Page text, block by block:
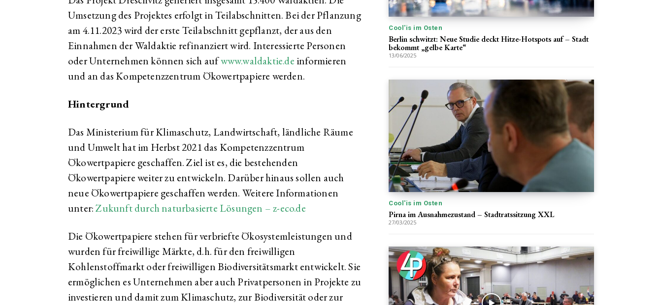
Umsetzung des Projektes erfolgt in Teilabschnitten. Bei der Pflanzung
am 4.11.2023 wird der erste Teilabschnitt gepflanzt, der aus den
Einnahmen der Waldaktie refinanziert wird. Interessierte Personen
oder Unternehmen können sich aufwww.waldaktie.de informieren
und an das Kompetenzzentrum Ökowertpapiere werden.
Hintergrund
Das Ministerium für Klimaschutz, Landwirtschaft, ländliche Räume
und Umwelt hat im Herbst 2021 das Kompetenzzentrum
Ökowertpapiere geschaffen. Ziel ist es, die bestehenden
Ökowertpapiere weiter zu entwickeln. Darüber hinaus sollen auch
neue Ökowertpapiere geschaffen werden. Weitere Informationen
unter:Zukunft durch natur­basierte Lösungen – z-eco.de
Die Ökowertpapiere stehen für verbriefte Ökosystemleistungen und
wurden für freiwillige Märkte, d.h. für den freiwilligen
Kohlenstoffmarkt oder freiwilligen Biodiversitätsmarkt entwickelt. Sie
ermöglichen es Unternehmen aber auch Privatpersonen in Projekte zu
investieren und damit zum Klimaschutz, zur Biodiversität oder zur
Cool'is im Osten
Berlin schwitzt: Neue Studie deckt Hitze-Hotspots auf – Stadt
bekommt „gelbe Karte“
13/06/2025
Cool'is im Osten
Pirna im Ausnahmezustand – Stadtratssitzung XXL
27/03/2025